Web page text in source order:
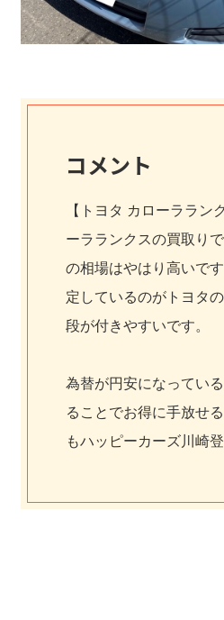
コメント
【トヨタ カローララ
ーラランクスの買取り
の相場はやはり高いで
定しているのがトヨタ
段が付きやすいです。
為替が円安になってい
ることでお得に手放せ
もハッピーカーズ川崎